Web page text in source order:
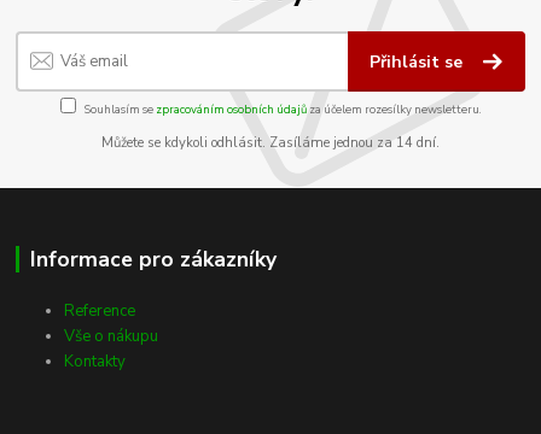
Přihlásit se
Souhlasím se zpracováním osobních údajůza účelem rozesílky newsletteru.
Můžete se kdykoli odhlásit. Zasíláme jednou za 14 dní.
Informace pro zákazníky
Reference
Vše o nákupu
Kontakty